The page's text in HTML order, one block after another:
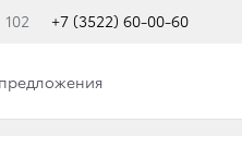
+7 (3522) 60-00-60